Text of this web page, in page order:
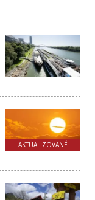
AKTUALIZOVANÉ